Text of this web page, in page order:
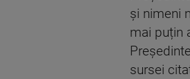
și nimeni
mai puțin
sursei